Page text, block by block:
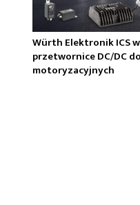
Würth Elektronik ICS
przetwornice DC/DC
motoryzacyjnych